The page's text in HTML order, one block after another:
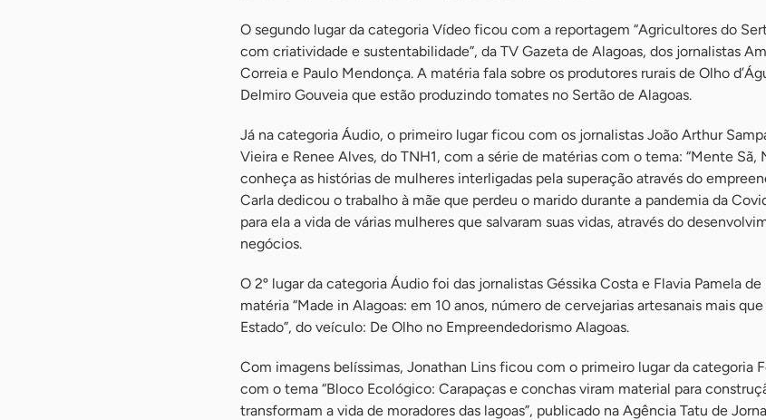
O segundo lugar da categoria Vídeo ficou com a reportagem “Agricultores do
com criatividade e sustentabilidade”, da TV Gazeta de Alagoas, dos jornalistas
Correia e Paulo Mendonça. A matéria fala sobre os produtores rurais de Olho
Delmiro Gouveia que estão produzindo tomates no Sertão de Alagoas.
Já na categoria Áudio, o primeiro lugar ficou com os jornalistas João Arthur
Vieira e Renee Alves, do TNH1, com a série de matérias com o tema: “Mente Sã,
conheça as histórias de mulheres interligadas pela superação através do
Carla dedicou o trabalho à mãe que perdeu o marido durante a pandemia da
para ela a vida de várias mulheres que salvaram suas vidas, através do
negócios.
O 2º lugar da categoria Áudio foi das jornalistas Géssika Costa e Flavia Pamela
matéria “Made in Alagoas: em 10 anos, número de cervejarias artesanais mais
Estado”, do veículo: De Olho no Empreendedorismo Alagoas.
Com imagens belíssimas, Jonathan Lins ficou com o primeiro lugar da categoria
com o tema “Bloco Ecológico: Carapaças e conchas viram material para
transformam a vida de moradores das lagoas”, publicado na Agência Tatu de